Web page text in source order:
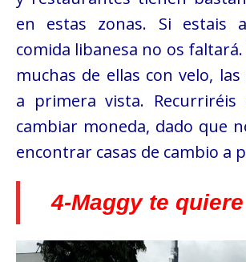
en estas zonas. Si estais
comida libanesa no os
muchas de ellas con velo,
a primera vista.
cambiar moneda, dado que
encontrar casas de cambio a
4-Maggy te